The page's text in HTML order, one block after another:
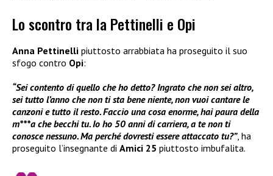
Lo scontro tra la Pettinelli e Opi
Anna Pettinelli piuttosto arrabbiata ha proseguito il suo
sfogo contro Opi:
“Sei contento di quello che ho detto? Ingrato che non sei altro,
sei tutto l’anno che non ti sta bene niente, non vuoi cantare le
canzoni e tutto il resto. Faccio una cosa enorme, hai paura della
m***a che becchi tu. Io ho 50 anni di carriera, a te non ti
conosce nessuno. Ma perché dovresti essere attaccato tu?”, ha
proseguito l’insegnante di Amici 25 piuttosto imbufalita.